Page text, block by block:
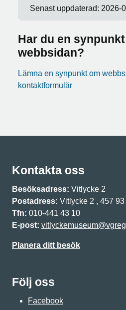
Senast uppdaterad: 2026-
Har du en
webbsidan?
Lämna en synpunkt om
kontaktformulär
Kontakta oss
Besöksadress: Vitlycke 2
Postadress: Vitlycke 2 , 457
Tfn: 010-441 43 10
E-post:
Planera ditt besök
Följ oss
Facebook